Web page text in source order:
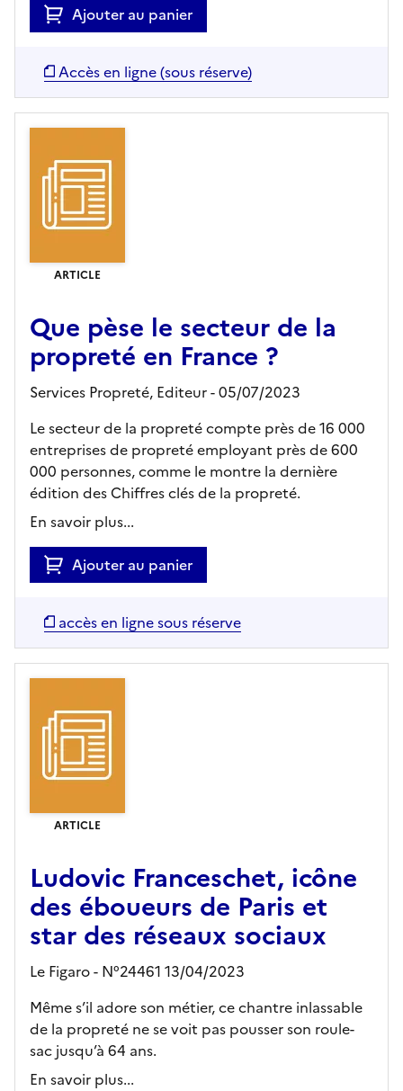
Ajouter au panier
Accès en ligne (sous réserve)
ARTICLE
Que pèse le secteur de la
propreté en France ?
Services Propreté, Editeur- 05/07/2023
Le secteur de la propreté compte près de 16 000
entreprises de propreté employant près de 600
000 personnes, comme le montre la dernière
édition des Chiffres clés de la propreté.
En savoir plus...
Ajouter au panier
accès en ligne sous réserve
ARTICLE
Ludovic Franceschet, icône
des éboueurs de Paris et
star des réseaux sociaux
Le Figaro - N°24461 13/04/2023
Même s’il adore son métier, ce chantre inlassable
de la propreté ne se voit pas pousser son roule-
sac jusqu’à 64 ans.
En savoir plus...